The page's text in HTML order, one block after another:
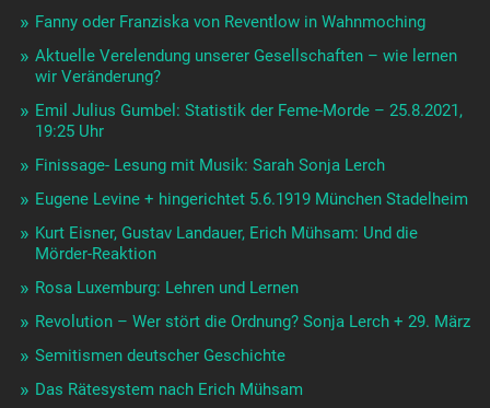
Fanny oder Franziska von Reventlow in Wahnmoching
Aktuelle Verelendung unserer Gesellschaften – wie lernen
wir Veränderung?
Emil Julius Gumbel: Statistik der Feme-Morde – 25.8.2021,
19:25 Uhr
Finissage- Lesung mit Musik: Sarah Sonja Lerch
Eugene Levine + hingerichtet 5.6.1919 München Stadelheim
Kurt Eisner, Gustav Landauer, Erich Mühsam: Und die
Mörder-Reaktion
Rosa Luxemburg: Lehren und Lernen
Revolution – Wer stört die Ordnung? Sonja Lerch + 29. März
Semitismen deutscher Geschichte
Das Rätesystem nach Erich Mühsam